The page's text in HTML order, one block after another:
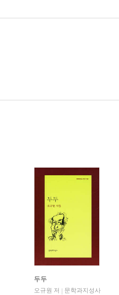
두두
오규원 저
문학과지성사